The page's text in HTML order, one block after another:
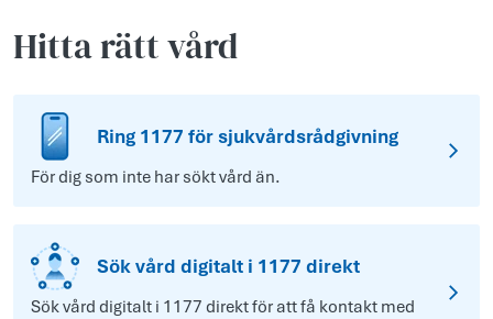
Hitta rätt vård
Ring 1177 för sjukvårdsrådgivning
För dig som inte har sökt vård än.
Sök vård digitalt i 1177 direkt
Sök vård digitalt i 1177 direkt för att få kontakt med